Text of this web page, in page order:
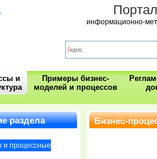
информационно-
и
Примеры бизнес-
моделей и процессов
раздела
и процессные
Бизнес-